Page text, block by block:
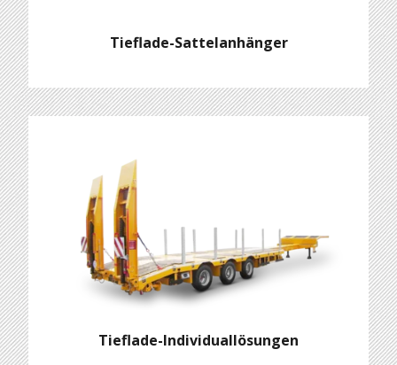
Tieflade-Sattelanhänger
Tieflade-Individuallösungen